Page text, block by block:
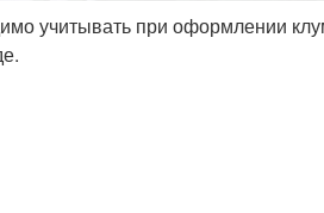
учитывать при оформлении